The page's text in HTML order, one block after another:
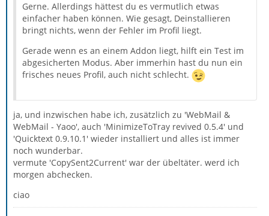
Gerne. Allerdings hättest du es vermutlich etwas
einfacher haben können. Wie gesagt, Deinstallieren
bringt nichts, wenn der Fehler im Profil liegt.
Gerade wenn es an einem Addon liegt, hilft ein Test im
abgesicherten Modus. Aber immerhin hast du nun ein
frisches neues Profil, auch nicht schlecht.
ja, und inzwischen habe ich, zusätzlich zu 'WebMail &
WebMail - Yaoo', auch 'MinimizeToTray revived 0.5.4' und
'Quicktext 0.9.10.1' wieder installiert und alles ist immer
noch wunderbar.
vermute 'CopySent2Current' war der übeltäter. werd ich
morgen abchecken.
ciao